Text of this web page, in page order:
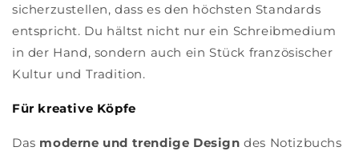
sicherzustellen, dass es den höchsten Standards
entspricht. Du hältst nicht nur ein Schreibmedium
in der Hand, sondern auch ein Stück französischer
Kultur und Tradition.
Für kreative Köpfe
Das moderne und trendige Design des Notizbuchs